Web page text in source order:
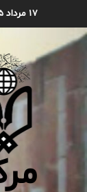
۱۷ مرداد ۱۴۰۵